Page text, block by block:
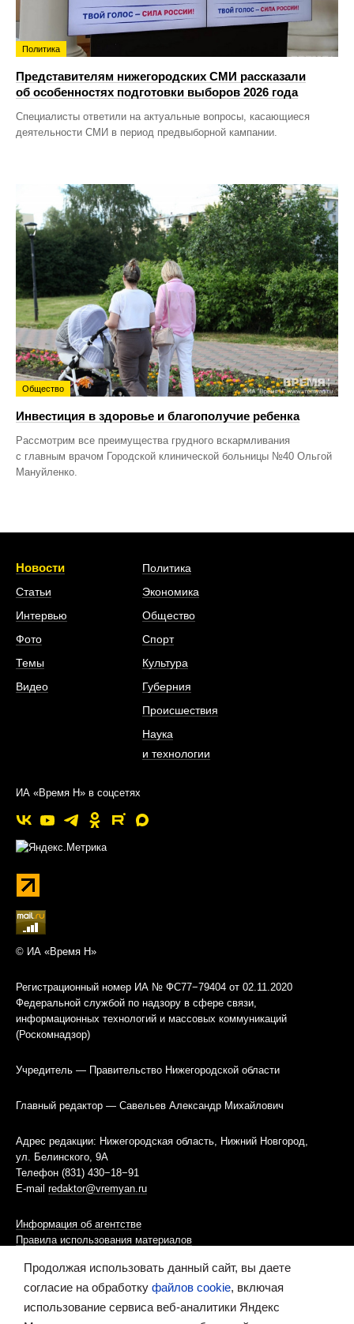
Политика
Представителям нижегородских СМИ рассказали
об особенностях подготовки выборов 2026 года
Специалисты ответили на актуальные вопросы, касающиеся
деятельности СМИ в период предвыборной кампании.
Общество
Инвестиция в здоровье и благополучие ребенка
Рассмотрим все преимущества грудного вскармливания
с главным врачом Городской клинической больницы №40 Ольгой
Мануйленко.
Новости
Статьи
Интервью
Фото
Темы
Видео
Политика
Экономика
Общество
Спорт
Культура
Губерния
Происшествия
Наука
и технологии
ИА «Время Н» в соцсетях
© ИА «Время Н»
Регистрационный номер ИА № ФС77−79404 от 02.11.2020
Федеральной службой по надзору в сфере связи,
информационных технологий и массовых коммуникаций
(Роскомнадзор)
Учредитель — Правительство Нижегородской области
Главный редактор — Савельев Александр Михайлович
Адрес редакции: Нижегородская область, Нижний Новгород,
ул. Белинского, 9А
Телефон (831) 430−18−91
E-mail redaktor@vremyan.ru
Информация об агентстве
Правила использования материалов
Информационная политика использования «cookies»-файлов
Ресурс содержит материалы 16+
Продолжая использовать данный сайт, вы даете
согласие на обработку файлов cookie, включая
использование сервиса веб-аналитики Яндекс